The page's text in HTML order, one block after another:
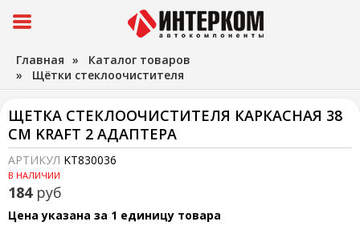
Главная » Каталог товаров
» Щётки стеклоочистителя
ЩЕТКА СТЕКЛООЧИСТИТЕЛЯ КАРКАСНАЯ 38
СМ KRAFT 2 АДАПТЕРА
АРТИКУЛ KT830036
В НАЛИЧИИ
184 руб
Цена указана за 1 единицу товара